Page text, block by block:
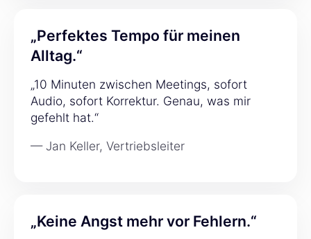
„Perfektes Tempo für meinen
Alltag.“
„10 Minuten zwischen Meetings, sofort
Audio, sofort Korrektur. Genau, was mir
gefehlt hat.“
— Jan Keller, Vertriebsleiter
„Keine Angst mehr vor Fehlern.“